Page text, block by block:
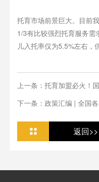
托育市场前景巨大。目前
1/3有比较强烈托育服务需
儿入托率仅为5.5%左右，
上一条：托育加盟必火！
下一条：政策汇编 | 全国
返回>>